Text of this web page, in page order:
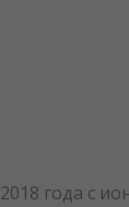
года с